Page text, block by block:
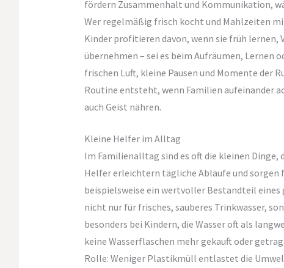
fördern Zusammenhalt und Kommunikation,
Wer regelmäßig frisch kocht und Mahlzeiten
Kinder profitieren davon, wenn sie früh
übernehmen – sei es beim Aufräumen, Lernen
frischen Luft, kleine Pausen und Momente der
Routine entsteht, wenn Familien aufeinander
auch Geist nähren.
Kleine Helfer im Alltag
Im Familienalltag sind es oft die kleinen
Helfer erleichtern tägliche Abläufe und
beispielsweise ein wertvoller Bestandteil
nicht nur für frisches, sauberes Trinkwasser,
besonders bei Kindern, die Wasser oft als
keine Wasserflaschen mehr gekauft oder
Rolle: Weniger Plastikmüll entlastet die